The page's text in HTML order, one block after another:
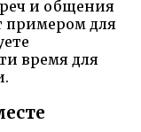
и общения
примером для
время для